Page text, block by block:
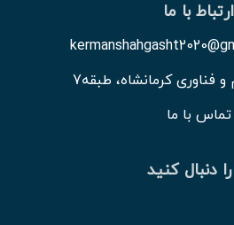
ارتباط با ما
فناوری کرمانشاه، طبقه7
تماس با ما
دنبال کنید